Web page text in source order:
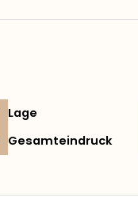
Lage
Gesamteindruck